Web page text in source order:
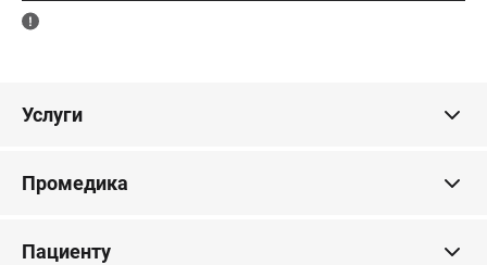
Услуги
Промедика
Пациенту